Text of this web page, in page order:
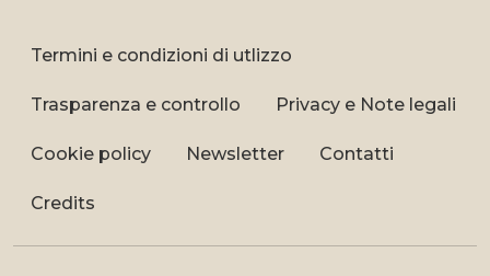
Termini e condizioni di utlizzo
Trasparenza e controllo Privacy e Note legali
Cookie policy Newsletter Contatti
Credits